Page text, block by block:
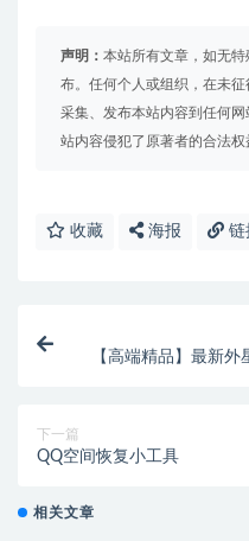
声明： 本站所有文章，如无
布。任何个人或组织，在未征
采集、发布本站内容到任何
站内容侵犯了原著者的合法权
收藏 海报 链
【高端精品】最新
下一篇
QQ空间恢复小工具
相关文章